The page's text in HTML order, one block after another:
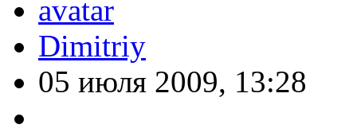
Dimitriy
05 июля 2009, 13:28